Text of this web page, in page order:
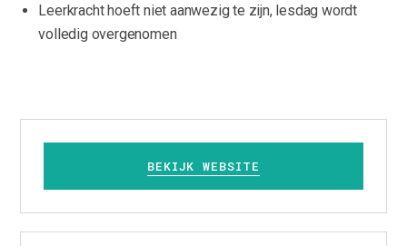
Leerkracht hoeft niet aanwezig te zijn, lesdag wordt
volledig overgenomen
BEKIJK WEBSITE